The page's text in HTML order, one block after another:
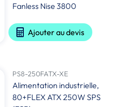
Fanless Nise 3800
Ajouter au devis
PS8-250FATX-XE
Alimentation industrielle,
80+FLEX ATX 250W SPS